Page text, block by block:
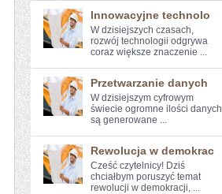
Innowacyjne technolo
W dzisiejszych⁢ czasach,
rozwój technologii‌ odgrywa
coraz większe ​znaczenie ...
Przetwarzanie danych
W dzisiejszym cyfrowym
świecie ogromne ⁤ilości danych
⁤są generowane ...
Rewolucja w demokrac
Cześć czytelnicy! Dziś
chciałbym poruszyć temat
rewolucji​ w demokracji, ...